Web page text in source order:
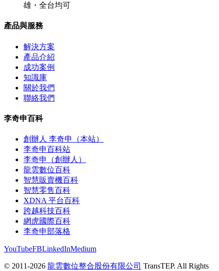
雄・全台均可
產品與服務
解決方案
產品介紹
成功案例
知識庫
關於我們
聯絡我們
李奇申百科
創辦人 李奇申（本站）
李奇申百科站
李奇申（創辦人）
龍雲數位百科
智慧販賣機百科
智慧零售百科
XDNA 平台百科
跨越科技百科
網虎國際百科
李奇申部落格
YouTubeFBLinkedInMedium
© 2011-2026 龍雲數位整合股份有限公司 TransTEP. All Rights